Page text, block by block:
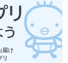
届け